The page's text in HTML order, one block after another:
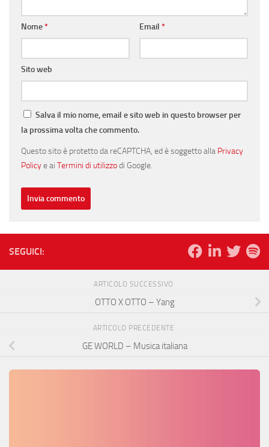
Nome* Email *
Sito web
Salva il mio nome, email e sito web in questo browser per
la prossima volta che commento.
Questo sito è protetto da reCAPTCHA, ed è soggetto alla Privacy
Policye ai Termini di utilizzodi Google.
SEGUICI:
ARTICOLO SUCCESSIVO
OTTO X OTTO – Yang
ARTICOLO PRECEDENTE
GE WORLD – Musica italiana